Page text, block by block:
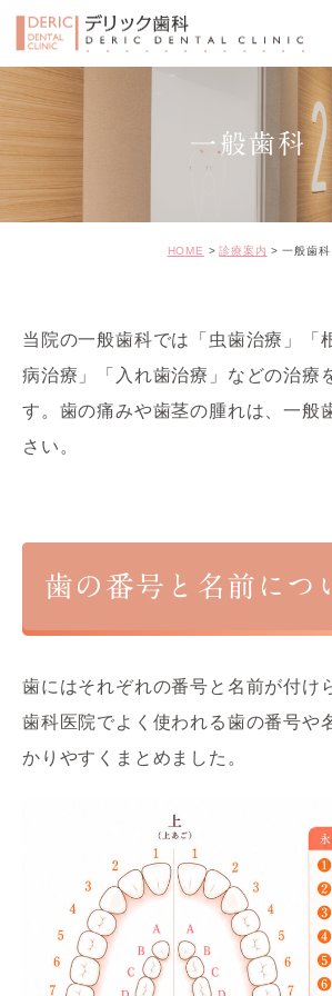
一般歯科
HOME 診療案内 一般歯科
当院の一般歯科では「虫歯治療」「
病治療」「入れ歯治療」などの治療
す。歯の痛みや歯茎の腫れは、一般
さい。
歯の番号と名前につ
歯にはそれぞれの番号と名前が付け
歯科医院でよく使われる歯の番号や
かりやすくまとめました。